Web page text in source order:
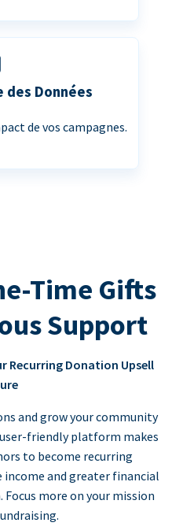
des Données
de vos campagnes.
Time Gifts
Support
Recurring Donation Upsell
and grow your community
friendly platform makes
to become recurring
and greater financial
more on your mission